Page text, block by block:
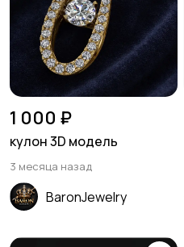
1 000 ₽
кулон 3D модель
3 месяца назад
BaronJewelry